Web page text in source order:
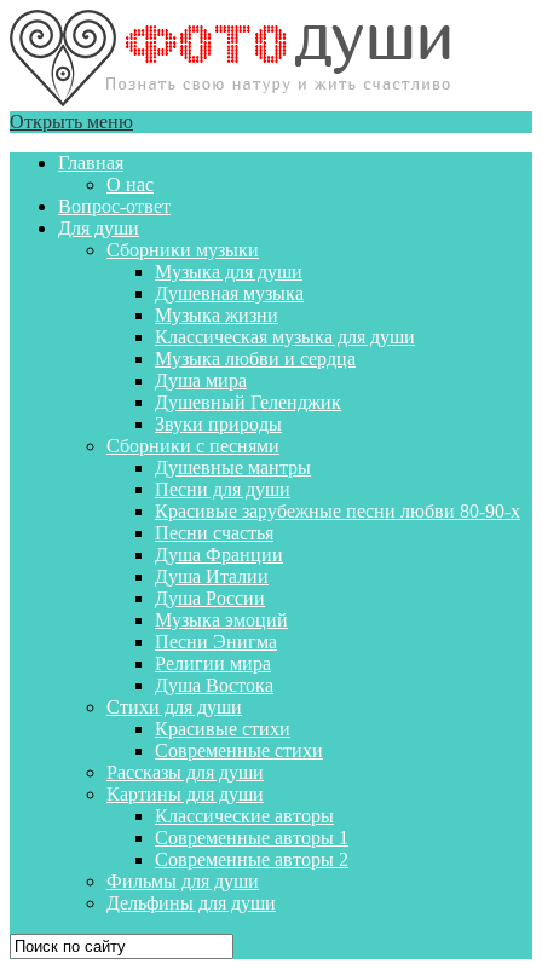
Открыть меню
Главная
О нас
Вопрос-ответ
Для души
Сборники музыки
Музыка для души
Душевная музыка
Музыка жизни
Классическая музыка для души
Музыка любви и сердца
Душа мира
Душевный Геленджик
Звуки природы
Сборники с песнями
Душевные мантры
Песни для души
Красивые зарубежные песни любви 80-90-х
Песни счастья
Душа Франции
Душа Италии
Душа России
Музыка эмоций
Песни Энигма
Религии мира
Душа Востока
Стихи для души
Красивые стихи
Современные стихи
Рассказы для души
Картины для души
Классические авторы
Современные авторы 1
Современные авторы 2
Фильмы для души
Дельфины для души